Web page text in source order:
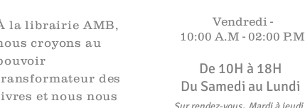
la librairie AMB,
croyons au
des
et nous nous
Vendredi -
10:00 A.M - 02:00 P.M
De 10H à 18H​​​
Du Samedi au Lundi
,